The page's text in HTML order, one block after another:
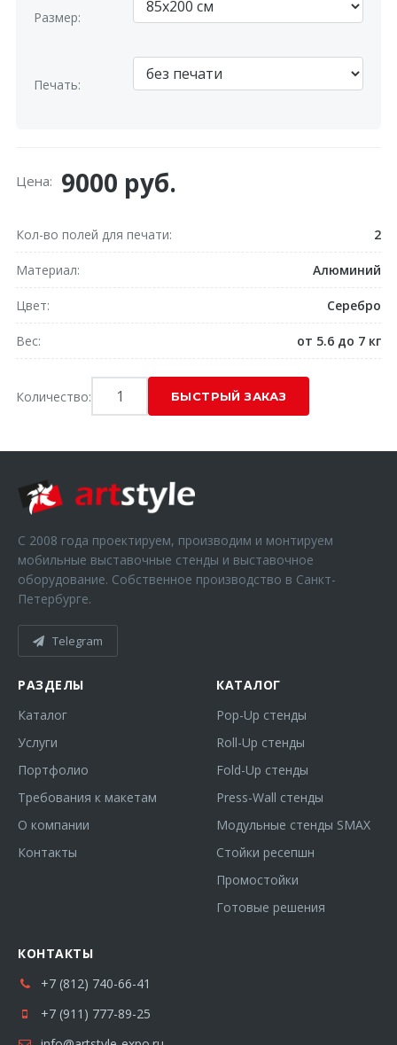
Размер:
Печать:
Цена: 9000 руб.
Кол-во полей для печати 2
Материал Алюминий
Цвет Серебро
Вес от 5.6 до 7 кг
Количество:
С 2008 года проектируем, производим и монтируем
мобильные выставочные стенды и выставочное
оборудование. Собственное производство в Санкт-
Петербурге.
Telegram
РАЗДЕЛЫ
Каталог
Услуги
Портфолио
Требования к макетам
О компании
Контакты
КАТАЛОГ
Pop-Up стенды
Roll-Up стенды
Fold-Up стенды
Press-Wall стенды
Модульные стенды SMAX
Стойки ресепшн
Промостойки
Готовые решения
КОНТАКТЫ
+7 (812) 740-66-41
+7 (911) 777-89-25